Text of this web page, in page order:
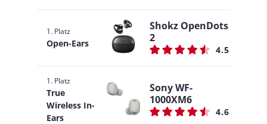
1. Platz
Open-Ears
Shokz OpenDots
2
4.5
1. Platz
True
Wireless In-
Ears
Sony WF-
1000XM6
4.6